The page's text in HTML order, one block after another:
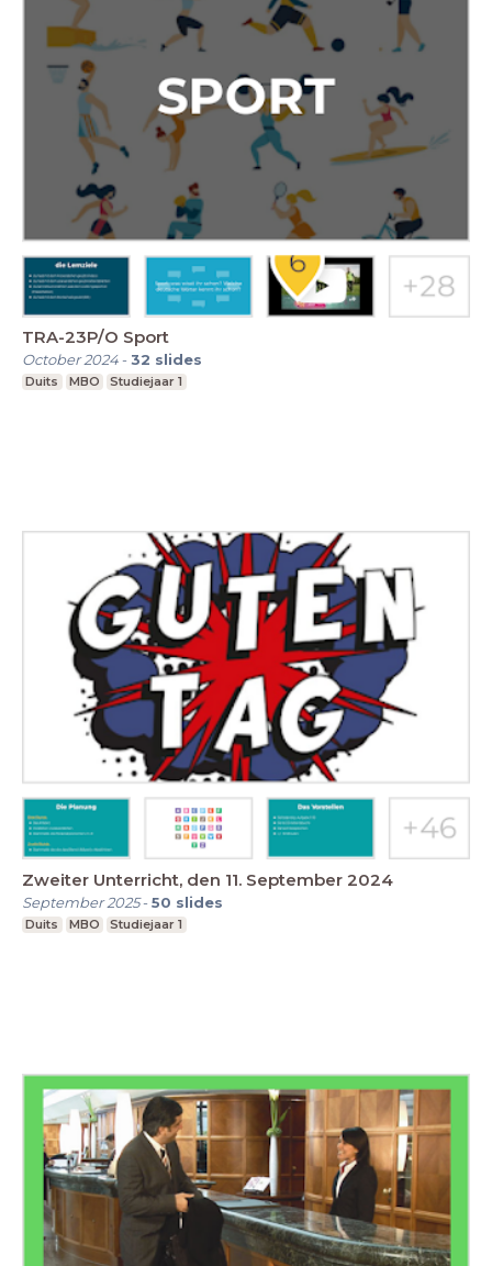
TRA-23P/O Sport
October 2024-32 slides
Duits MBO Studiejaar 1
Zweiter Unterricht, den 11. September 2024
September 2025-50 slides
Duits MBO Studiejaar 1